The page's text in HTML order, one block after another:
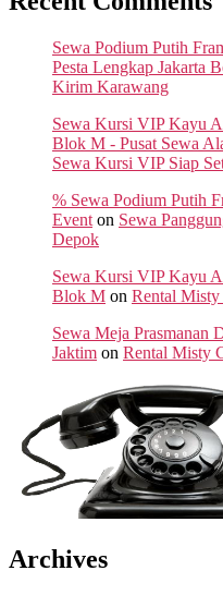
Sewa Podium Putih
Pesta Lengkap Jakarta
Kirim Karawang
Sewa Kursi VIP Kayu
Blok M - Pusat Sewa
Sewa Kursi VIP Siap
% Sewa Podium Putih
Event on Sewa
Depok
Sewa Kursi VIP Kayu
Blok M on Rental
Sewa Meja Prasmanan
Jaktim on Rental Misty
Archives